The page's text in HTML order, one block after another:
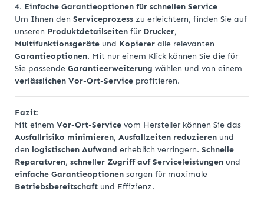
4. Einfache Garantieoptionen für schnellen Service
Um Ihnen den Serviceprozess zu erleichtern, finden Sie auf
unseren Produktdetailseiten für Drucker,
Multifunktionsgeräte und Kopierer alle relevanten
Garantieoptionen. Mit nur einem Klick können Sie die für
Sie passende Garantieerweiterung wählen und von einem
verlässlichen Vor-Ort-Service profitieren.
Fazit:
Mit einem Vor-Ort-Service vom Hersteller können Sie das
Ausfallrisiko minimieren, Ausfallzeiten reduzieren und
den logistischen Aufwand erheblich verringern. Schnelle
Reparaturen, schneller Zugriff auf Serviceleistungen und
einfache Garantieoptionen sorgen für maximale
Betriebsbereitschaft und Effizienz.